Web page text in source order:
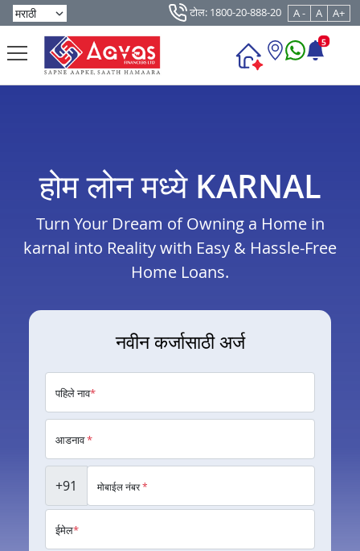
टोल: 1800-20-888-20 A - A A+
5
होम लोन मध्ये KARNAL
Turn Your Dream of Owning a Home in
karnal into Reality with Easy & Hassle-Free
Home Loans.
नवीन कर्जासाठी अर्ज
पहिले नाव*
आडनाव*
+91 मोबाईल नंबर*
ईमेल*